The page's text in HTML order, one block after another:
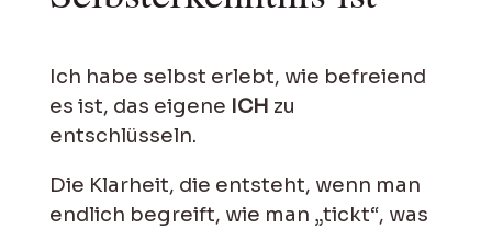
Ich habe selbst erlebt, wie befreiend
es ist, das eigene ICH zu
entschlüsseln.
Die Klarheit, die entsteht, wenn man
endlich begreift, wie man „tickt“, was